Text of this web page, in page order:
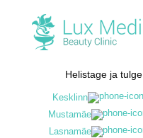
Helistage ja tulge
Kesklinn
Mustamäe
Lasnamäe